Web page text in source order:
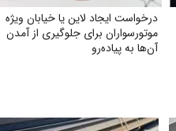
درخواست ایجاد لاین یا خیابان ویژه
موتورسواران برای جلوگیری از آمدن
آن‌ها به پیاده‌رو